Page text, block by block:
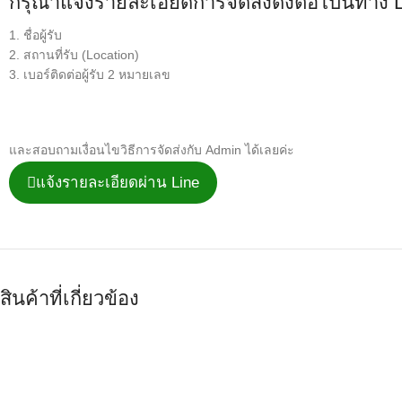
1. ชื่อผู้รับ
2. สถานที่รับ (Location)
3. เบอร์ติดต่อผู้รับ 2 หมายเลข
และสอบถามเงื่อนไขวิธีการจัดส่งกับ Admin ได้เลยค่ะ
แจ้งรายละเอียดผ่าน Line
สินค้าที่เกี่ยวข้อง